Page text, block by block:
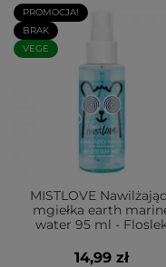
PROMOCJA!
BRAK
VEGE
MISTLOVE
mgiełka earth
water 95 ml -
14,99 zł